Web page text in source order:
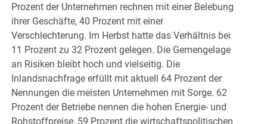
Prozent der Unternehmen rechnen mit einer Belebung
ihrer Geschäfte, 40 Prozent mit einer
Verschlechterung. Im Herbst hatte das Verhältnis bei
11 Prozent zu 32 Prozent gelegen. Die Gemengelage
an Risiken bleibt hoch und vielseitig. Die
Inlandsnachfrage erfüllt mit aktuell 64 Prozent der
Nennungen die meisten Unternehmen mit Sorge. 62
Prozent der Betriebe nennen die hohen Energie- und
Rohstoffpreise, 59 Prozent die wirtschaftspolitischen